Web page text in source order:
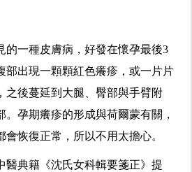
的一種皮膚病，好發在懷孕最後3
部出現一顆顆紅色癢疹，或一片片
之後蔓延到大腿、臀部與手臂附
。孕期癢疹的形成與荷爾蒙有關，
會恢復正常，所以不用太擔心。
醫典籍《沈氏女科輯要箋正》提